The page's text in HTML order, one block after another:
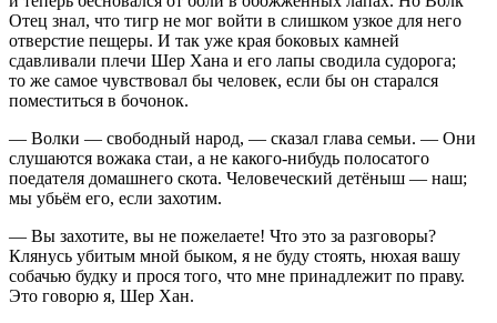
Отец знал, что тигр не мог войти в слишком узкое для него
отверстие пещеры. И так уже края боковых камней
сдавливали плечи Шер Хана и его лапы сводила судорога;
то же самое чувствовал бы человек, если бы он старался
поместиться в бочонок.
— Волки — свободный народ, — сказал глава семьи. — Они
слушаются вожака стаи, а не какого-нибудь полосатого
поедателя домашнего скота. Человеческий детёныш — наш;
мы убьём его, если захотим.
— Вы захотите, вы не пожелаете! Что это за разговоры?
Клянусь убитым мной быком, я не буду стоять, нюхая вашу
собачью будку и прося того, что мне принадлежит по праву.
Это говорю я, Шер Хан.